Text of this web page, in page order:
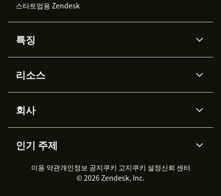
스타트업용 Zendesk
특징
Zendesk AI
Advanced Data Privacy &
Protection
지식창고
워크포스 관리
실시간 채팅
클라이언트 포털
리소스
API & 개발자
AI 리서치
이벤트 & 웨비나
고객 사례
회사
채용 정보
지속 가능성 보고서
Zendesk Foundation
법적 정보
인기 주제
2026 CX 트렌드
제품 업데이트
고객 서비스 소프트웨어
헬프 데스크 통합 티켓 관리 소
이용 약관개인정보 공지쿠키 고지쿠키 설정신뢰 센터
© 2026 Zendesk, Inc.